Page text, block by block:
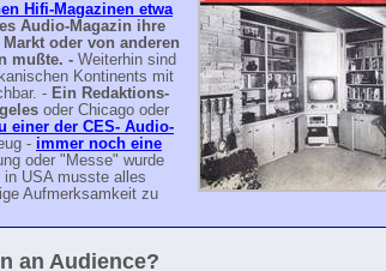
Hifi-Magazinen etwa
Audio-Magazin ihre
oder von anderen
mußte. - Weiterhin sind
Kontinents mit
- Ein Redaktions-
oder Chicago oder
einer der CES- Audio-
- immer noch eine
oder "Messe" wurde
USA musste alles
Aufmerksamkeit zu
an Audience?